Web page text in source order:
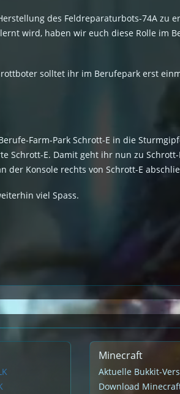
des Feldreparaturbots-74A zu
wird, haben wir euch diese Rolle im
solltet ihr im Berufepark erst
Farm-Park Schrott-E in die
Schrott-E. Damit geht ihr nun zu
der Konsole rechts von Schrott-E
viel Spass.
Minecraft
Aktuelle Bukkit-
Download